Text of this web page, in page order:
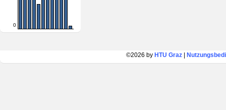
0
©2026 by HTU Graz|